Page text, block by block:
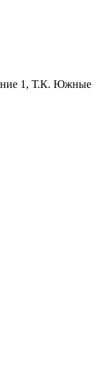
1, Т.К. Южные